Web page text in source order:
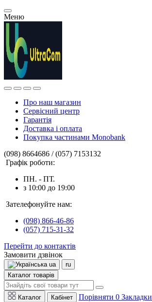
Меню
Про наш магазин
Сервісний центр
Гарантія
Доставка і оплата
Покупка частинами Monobank
(098) 8664686 / (057) 7153132
Графік роботи:
ПН. - ПТ.
з 10:00 до 19:00
Зателефонуйте нам:
(098) 866-46-86
(057) 715-31-32
Перейти до контактів
Замовити дзвінок
ua
ru
Каталог товарів
Каталог Кабінет Порівняти 0 Закладки